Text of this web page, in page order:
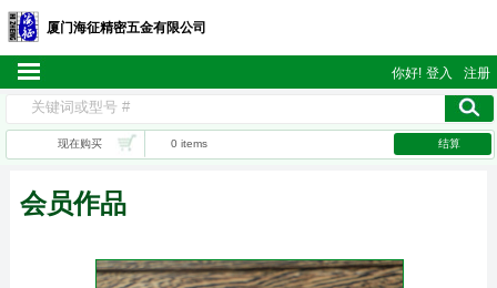
厦门海征精密五金有限公司
你好! 登入 注册
现在购买 0 items 结算
会员作品